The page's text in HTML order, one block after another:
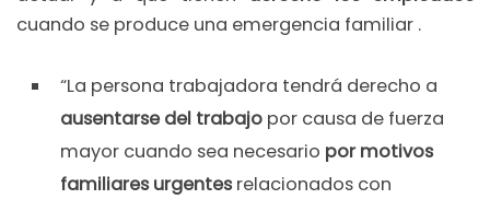
cuando se produce una emergencia familiar .
“La persona trabajadora tendrá derecho a
ausentarse del trabajo por causa de fuerza
mayor cuando sea necesario por motivos
familiares urgentes relacionados con